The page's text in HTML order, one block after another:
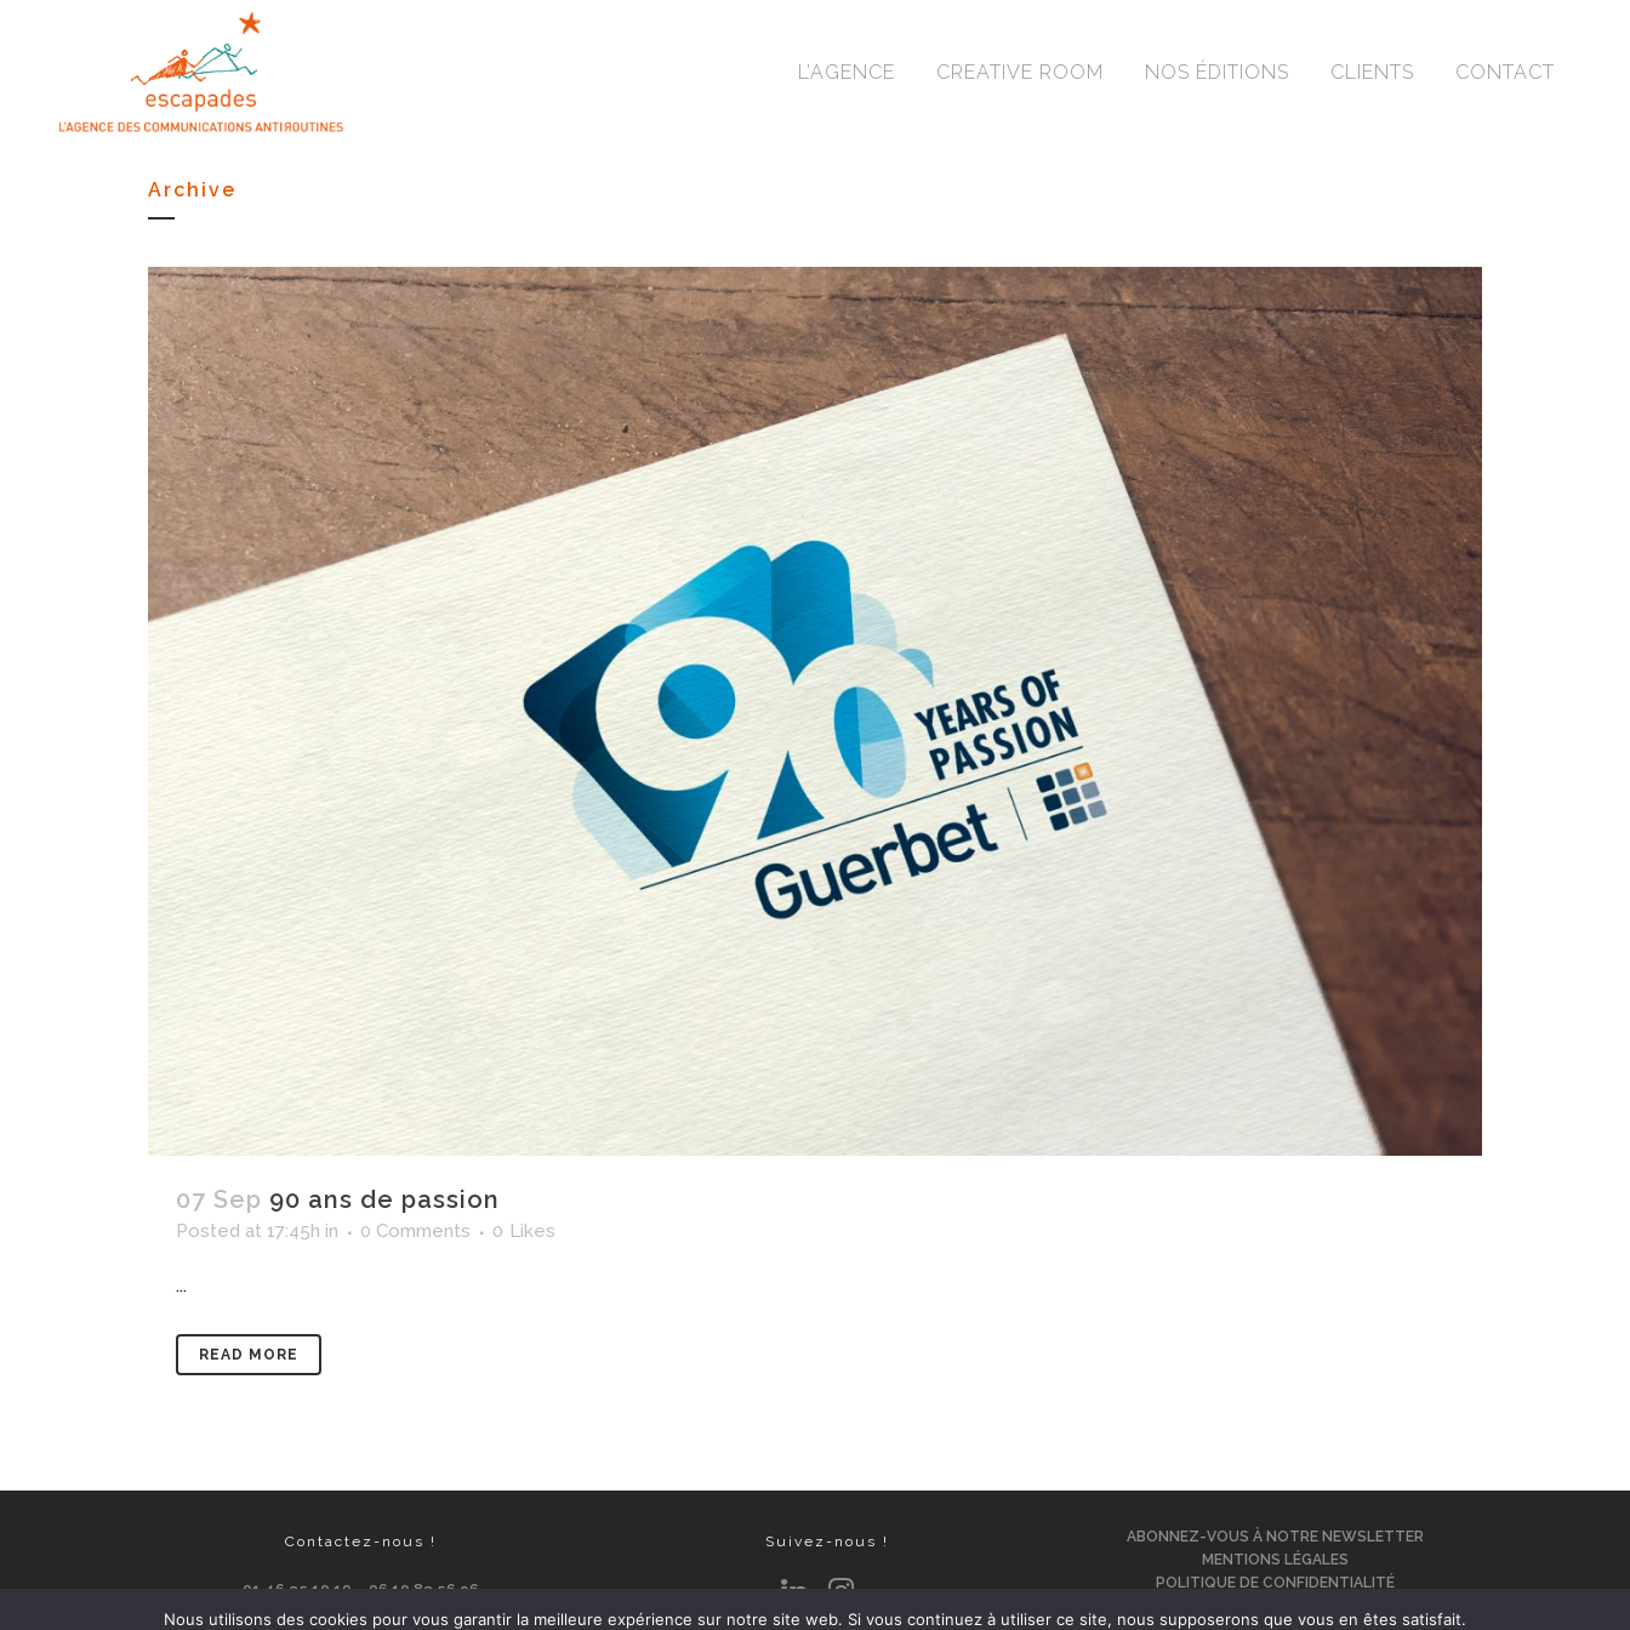
L’AGENCE CREATIVE ROOM NOS ÉDITIONS CLIENTS CONTACT
Archive
07 Sep 90 ans de passion
Posted at 17:45h in 0 Comments 0 Likes
...
READ MORE
Contactez-nous !
01 46 35 10 10 – 06 10 83 56 96
Suivez-nous !
ABONNEZ-VOUS À NOTRE NEWSLETTER
MENTIONS LÉGALES
POLITIQUE DE CONFIDENTIALITÉ
Nous utilisons des cookies pour vous garantir la meilleure expérience sur notre site web. Si vous continuez à utiliser ce site, nous supposerons que vous en êtes satisfait.